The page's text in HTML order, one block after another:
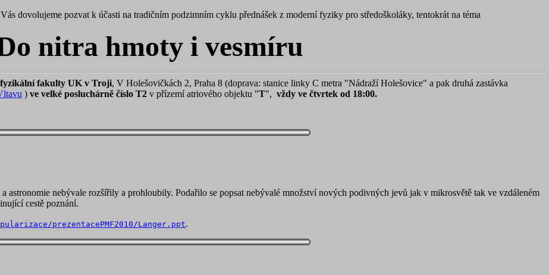
dovolujeme pozvat k účasti na tradičním podzimním cyklu přednášek z moderní fyziky pro středoškoláky, tentokrát na téma
nitra hmoty i vesmíru
fakulty UK v Troji, V Holešovičkách 2, Praha 8 (doprava: stanice linky C metra "Nádraží Holešovice" a pak druhá zastávka
) ve velké posluchárně číslo T2 v přízemí atriového objektu "T", vždy ve čtvrtek od 18:00.
astronomie nebývale rozšířily a prohloubily. Podařilo se popsat nebývalé množství nových podivných jevů jak v mikrosvětě tak ve vzdáleném
cestě poznání.
prezentacePMF2010/Langer.ppt.